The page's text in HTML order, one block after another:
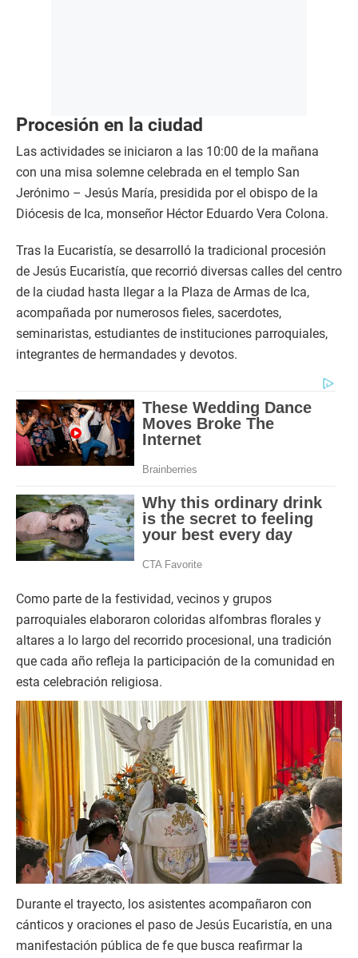
Procesión en la ciudad
Las actividades se iniciaron a las 10:00 de la mañana
con una misa solemne celebrada en el templo San
Jerónimo – Jesús María, presidida por el obispo de la
Diócesis de Ica, monseñor Héctor Eduardo Vera Colona.
Tras la Eucaristía, se desarrolló la tradicional procesión
de Jesús Eucaristía, que recorrió diversas calles del centro
de la ciudad hasta llegar a la Plaza de Armas de Ica,
acompañada por numerosos fieles, sacerdotes,
seminaristas, estudiantes de instituciones parroquiales,
integrantes de hermandades y devotos.
Como parte de la festividad, vecinos y grupos
parroquiales elaboraron coloridas alfombras florales y
altares a lo largo del recorrido procesional, una tradición
que cada año refleja la participación de la comunidad en
esta celebración religiosa.
Durante el trayecto, los asistentes acompañaron con
cánticos y oraciones el paso de Jesús Eucaristía, en una
manifestación pública de fe que busca reafirmar la